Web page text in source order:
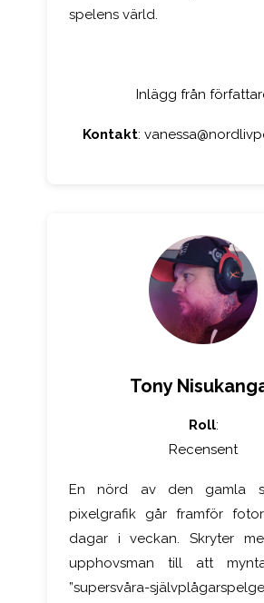
spelens värld.
Inlägg från
Kontakt:
Tony
Roll:
Recensent
En nörd av den gamla
pixelgrafik går framför
dagar i veckan. Skryter
upphovsman till att
”supersvåra-